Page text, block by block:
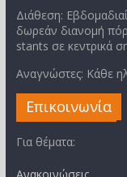
Διάθεση:
δωρεάν διανομή
stants σε κεντρικά
Αναγνώστες: Κάθε
Επικοινωνία
Για θέματα: